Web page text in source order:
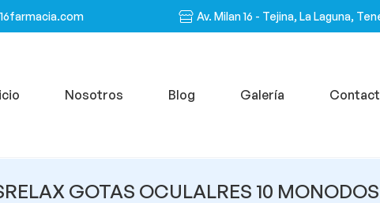
Av. Milan 16 - Tejina, La Laguna,
Nosotros Blog Galería
GOTAS OCULALRES 10 MONODOS